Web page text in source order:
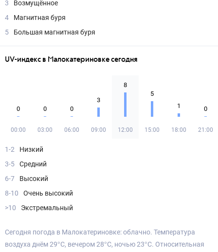
3
Возмущённое
4
Магнитная буря
5
Большая магнитная буря
UV-индекс в Малокатериновке сегодня
0
00:00
0
03:00
0
06:00
3
09:00
8
12:00
5
15:00
1
18:00
0
21:00
1-2
Низкий
3-5
Средний
6-7
Высокий
8-10
Очень высокий
>10
Экстремальный
Сегодня погода в Малокатериновке: облачно. Температура
воздуха днём 29°С, вечером 28°С, ночью 23°С. Относительная